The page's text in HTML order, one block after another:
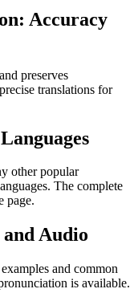
Accuracy
preserves
translations for
other popular
The complete
page.
Audio
and common
is available.